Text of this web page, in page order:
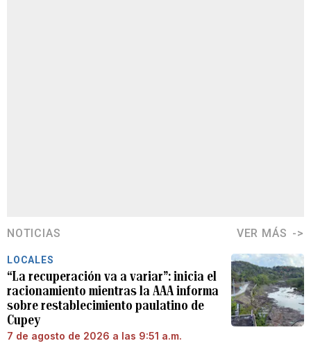
NOTICIAS VER MÁS
LOCALES
“La recuperación va a variar”: inicia el
racionamiento mientras la AAA informa
sobre restablecimiento paulatino de
Cupey
7 de agosto de 2026 a las 9:51 a.m.